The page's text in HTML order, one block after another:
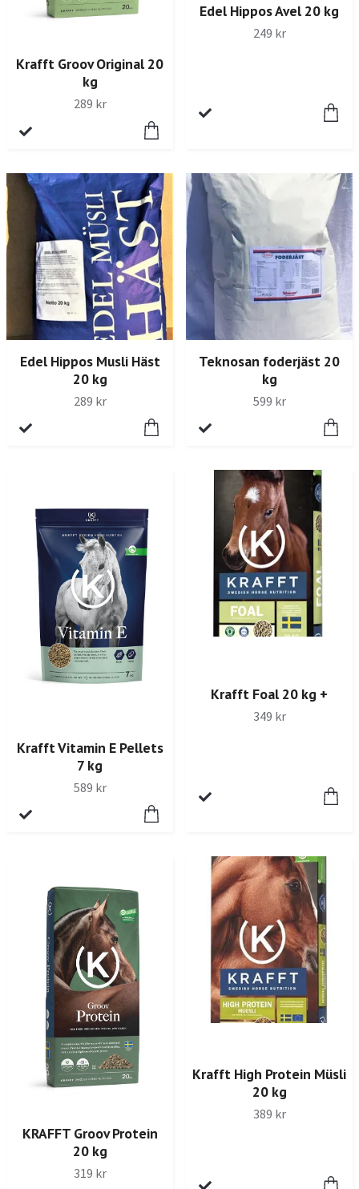
Krafft Groov Original 20
kg
289 kr
Edel Hippos Avel 20 kg
249 kr
Edel Hippos Musli Häst
20 kg
289 kr
Teknosan foderjäst 20
kg
599 kr
Krafft Vitamin E Pellets
7 kg
589 kr
Krafft Foal 20 kg +
349 kr
KRAFFT Groov Protein
20 kg
319 kr
Krafft High Protein Müsli
20 kg
389 kr